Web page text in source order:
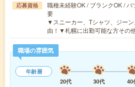
応募資格
職種未経験OK / ブランクOK /
要
▼スニーカー、Tシャツ、ジー
由！▼札幌に出勤可能な方そ
職場の雰囲気
年齢層
20代
30代 40